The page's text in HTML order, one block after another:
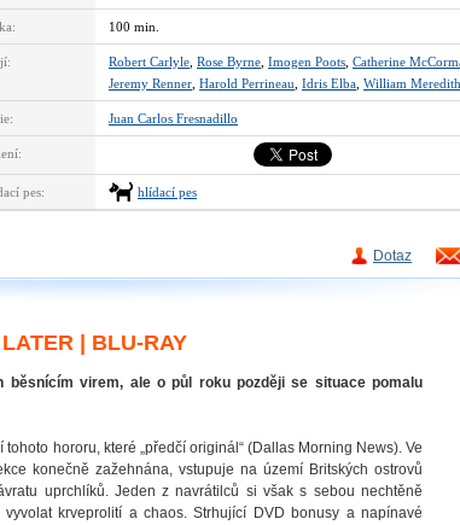
100 min.
Robert Carlyle Rose Byrne Imogen Poots Catherine
Jeremy Renner Harold Perrineau Idris Elba William Meredith
Juan Carlos Fresnadillo
pes: hlídací pes
Dotaz
| BLU-RAY
běsnícím virem, ale o půl roku později se situace pomalu
hororu, které „předčí originál“ (Dallas Morning News). Ve
konečně zažehnána, vstupuje na území Britských ostrovů
uprchlíků. Jeden z navrátilců si však s sebou nechtěně
krveprolití a chaos. Strhující DVD bonusy a napínavé